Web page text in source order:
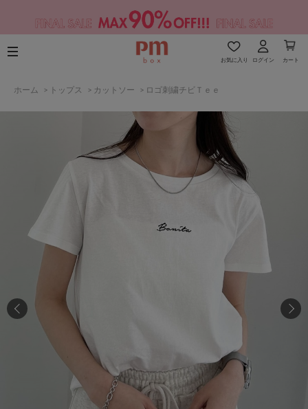
お気に入り ログイン カート
ホーム > トップス > カットソー > ロゴ刺繍チビＴｅｅ